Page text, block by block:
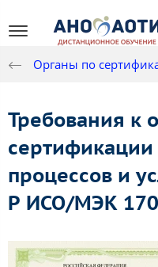
Органы по
Требования к
процессов и
Р ИСО/МЭК